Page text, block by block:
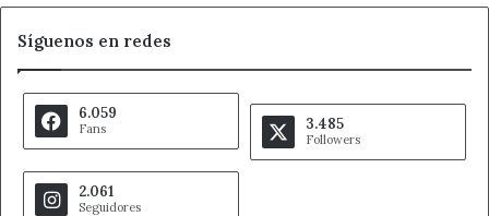
Síguenos en redes
6.059
Fans 3.485
Followers
2.061
Seguidores